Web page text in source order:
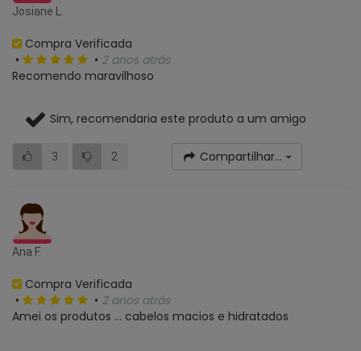
Josiane L.
Compra Verificada
•
• 2 anos atrás
Recomendo maravilhoso
Sim, recomendaria este produto a um amigo
3 2 Compartilhar...
Ana F.
Compra Verificada
•
• 2 anos atrás
Amei os produtos … cabelos macios e hidratados